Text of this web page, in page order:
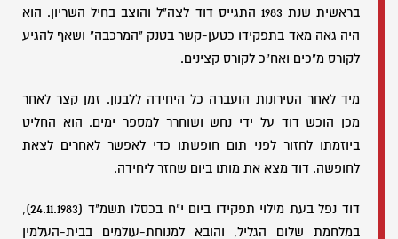
בראשית שנת 1983 התגייס דוד לצה"ל והוצב בחיל השריון. הוא
היה גאה מאד בתפקידו כטען-קשר בטנק "המרכבה" ושאף להגיע
לקורס מ"כים ואח"כ לקורס קצינים.
מיד לאחר הטירונות הועברה כל היחידה ללבנון. זמן קצר לאחר
מכן הוכש דוד על ידי נחש ושוחרר למספר ימים. הוא החליט
ביוזמתו לחזור לפני תום חופשתו כדי לאפשר לאחרים לצאת
לחופשה. דוד מצא את מותו ביום שחזר ליחידה.
דוד נפל בעת מילוי תפקידו ביום י"ח בכסלו תשמ"ד (24.11.1983),
במלחמת שלום הגליל, והובא למנוחת-עולמים בבית-העלמין